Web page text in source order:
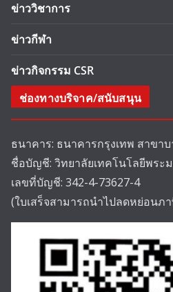
ข่าววิชาการ
ข่าวกีฬา
ข่าวกิจกรรม CSR
ช่องทางบริจาค/สนับสนุน
ธนาคาร: ธนาคารกรุงเทพ สาขาบ
ชื่อบัญชี: วิทยาลัยเทคโนโลยีพระ
เลขที่บัญชี: 342-4-73627-4
(ใบเสร็จสามารถนำไปลดหย่อนภ